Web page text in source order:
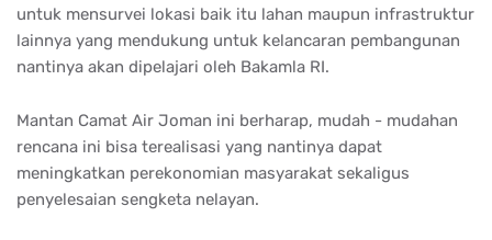
untuk mensurvei lokasi baik itu lahan maupun infrastruktur
lainnya yang mendukung untuk kelancaran pembangunan
nantinya akan dipelajari oleh Bakamla RI.
Mantan Camat Air Joman ini berharap, mudah - mudahan
rencana ini bisa terealisasi yang nantinya dapat
meningkatkan perekonomian masyarakat sekaligus
penyelesaian sengketa nelayan.